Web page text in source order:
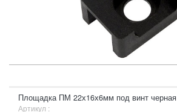
Площадка ПМ 22х16х6мм под винт
Артикул :